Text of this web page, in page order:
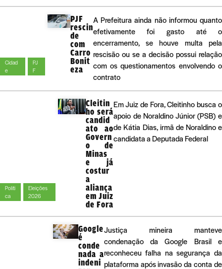
Cidad
e
PJ
F
PJF
rescin
de
com
Carro
Bonit
eza
A Prefeitura ainda não informou quanto
efetivamente foi gasto até o
encerramento, se houve multa pela
rescisão ou se a decisão possui relação
com os questionamentos envolvendo o
contrato
Políti
ca
Eleições
2026
Cleitin
ho será
candid
ato ao
Govern
o de
Minas
e já
costur
a
aliança
em Juiz
de Fora
Em Juiz de Fora, Cleitinho busca o
apoio de Noraldino Júnior (PSB) e
de Kátia Dias, irmã de Noraldino e
candidata a Deputada Federal
Google
é
conde
nada a
indeni
Justiça mineira manteve
condenação da Google Brasil e
reconheceu falha na segurança da
plataforma após invasão da conta de